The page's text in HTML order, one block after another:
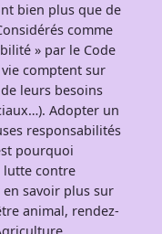
bien plus que de
comme
» par le Code
comptent sur
leurs besoins
Adopter un
responsabilités
pourquoi
lutte contre
en savoir plus sur
animal, rendez-